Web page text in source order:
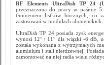
RF Elements UltraDish TP 24
przeznaczona do pracy w paśmie
tłumieniem listków bocznych, co
zastosowań w modułach abonenckich.
UltraDish TP 24 posiada zysk
wynosi 12° / 11° dla wiązki -6 dB,
została wykonana z wytrzymałych
aluminium i stali nierdzewnej.
zamontować na niej radia wielu